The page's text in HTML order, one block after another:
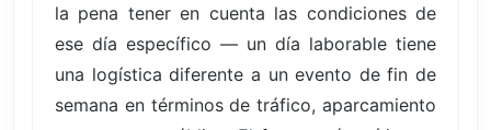
la pena tener en cuenta las condiciones de
ese día específico — un día laborable tiene
una logística diferente a un evento de fin de
semana en términos de tráfico, aparcamiento